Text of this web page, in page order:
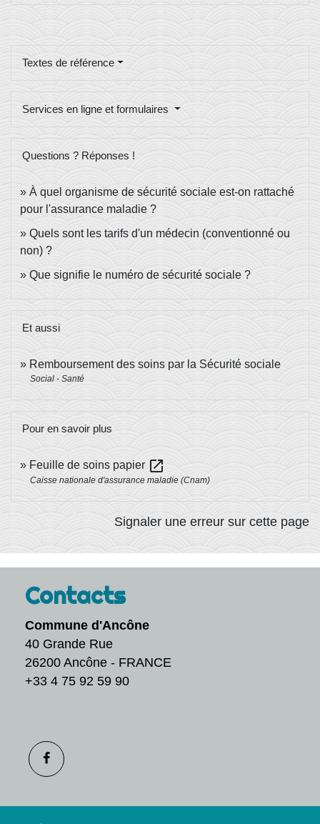
Textes de référence
Services en ligne et formulaires
Questions ? Réponses !
À quel organisme de sécurité sociale est-on rattaché
pour l'assurance maladie ?
Quels sont les tarifs d'un médecin (conventionné ou
non) ?
Que signifie le numéro de sécurité sociale ?
Et aussi
Remboursement des soins par la Sécurité sociale
Social - Santé
Pour en savoir plus
Feuille de soins papier open_in_new
Caisse nationale d'assurance maladie (Cnam)
Signaler une erreur sur cette page
Contacts
Commune d'Ancône
40 Grande Rue
26200 Ancône - FRANCE
+33 4 75 92 59 90